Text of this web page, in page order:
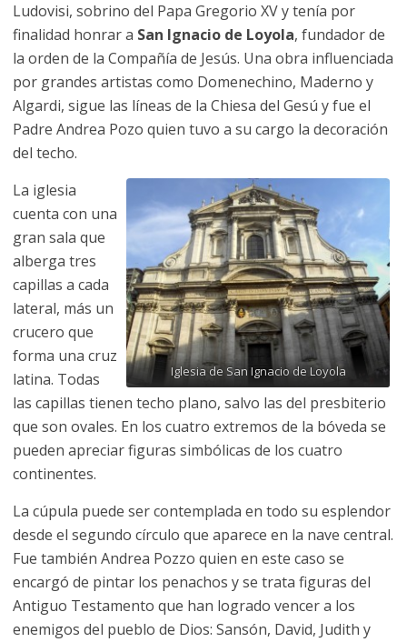
Ludovisi, sobrino del Papa Gregorio XV y tenía por
finalidad honrar a San Ignacio de Loyola, fundador de
la orden de la Compañía de Jesús. Una obra influenciada
por grandes artistas como Domenechino, Maderno y
Algardi, sigue las líneas de la Chiesa del Gesú y fue el
Padre Andrea Pozo quien tuvo a su cargo la decoración
del techo.
Iglesia de San Ignacio de Loyola
La iglesia
cuenta con una
gran sala que
alberga tres
capillas a cada
lateral, más un
crucero que
forma una cruz
latina. Todas
las capillas tienen techo plano, salvo las del presbiterio
que son ovales. En los cuatro extremos de la bóveda se
pueden apreciar figuras simbólicas de los cuatro
continentes.
La cúpula puede ser contemplada en todo su esplendor
desde el segundo círculo que aparece en la nave central.
Fue también Andrea Pozzo quien en este caso se
encargó de pintar los penachos y se trata figuras del
Antiguo Testamento que han logrado vencer a los
enemigos del pueblo de Dios: Sansón, David, Judith y